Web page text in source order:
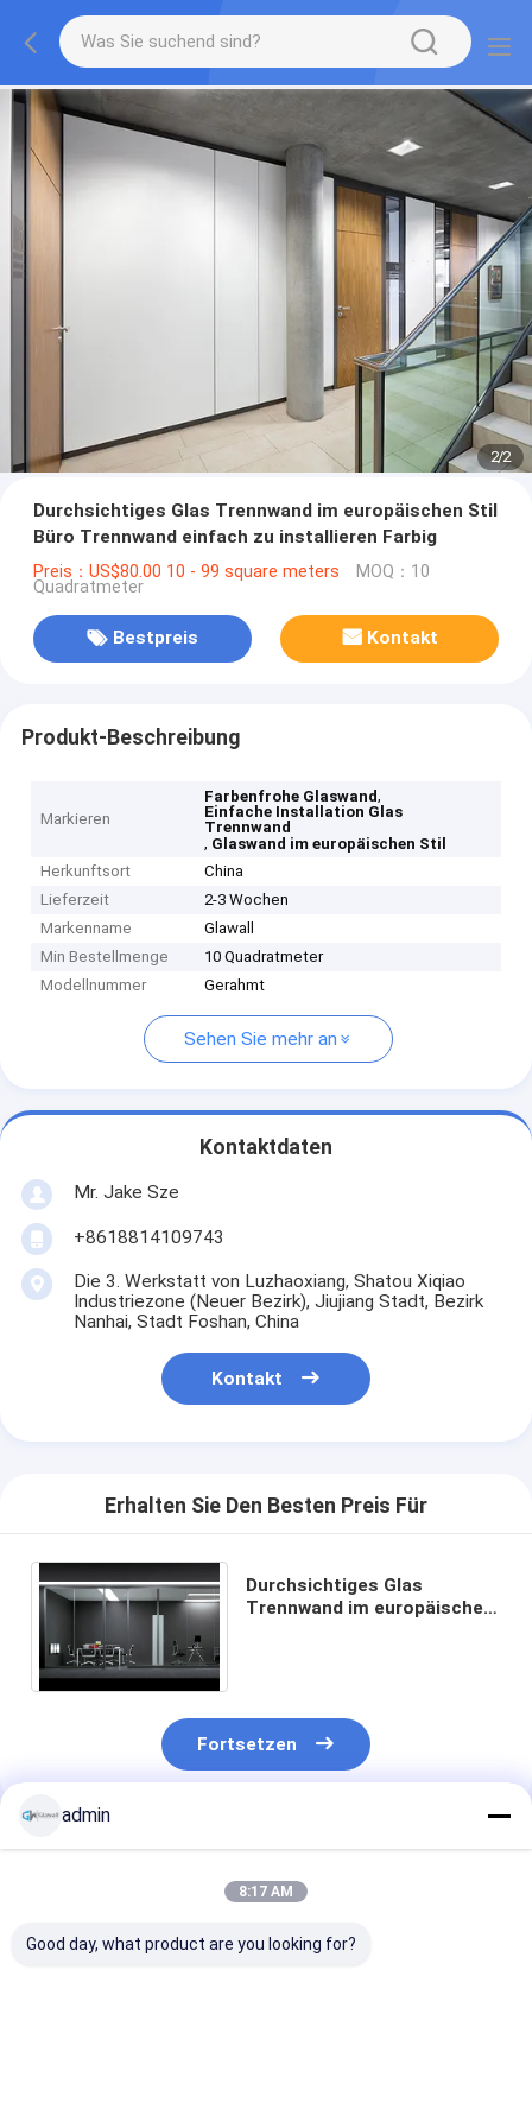
2/2
Durchsichtiges Glas Trennwand im europäischen Stil
Büro Trennwand einfach zu installieren Farbig
Preis：US$80.00 10 - 99 square meters MOQ：10
Quadratmeter
Bestpreis Kontakt
Produkt-Beschreibung
Markieren
Farbenfrohe Glaswand,
Einfache Installation Glas
Trennwand
, Glaswand im europäischen Stil
Herkunftsort
China
Lieferzeit
2-3 Wochen
Markenname
Glawall
Min Bestellmenge
10 Quadratmeter
Modellnummer
Gerahmt
Sehen Sie mehr an
Kontaktdaten
Mr. Jake Sze
+8618814109743
Die 3. Werkstatt von Luzhaoxiang, Shatou Xiqiao
Industriezone (Neuer Bezirk), Jiujiang Stadt, Bezirk
Nanhai, Stadt Foshan, China
Kontakt
Erhalten Sie Den Besten Preis Für
Durchsichtiges Glas
Trennwand im europäischen
Fortsetzen
Empfohlene Produkte
admin
8:17 AM
Good day, what product are you looking for?